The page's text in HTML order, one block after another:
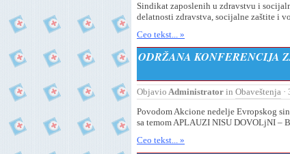
Sindikat zaposlenih u zdravstvu i
delatnosti zdravstva, socijalne zaštite i
Ceo tekst... »
ODRŽANA KONFERENCIJA
Objavio Administrator in Obaveštenja ·
Povodom Akcione nedelјe Evropskog
sa temom APLAUZI NISU DOVOLjNI –
Ceo tekst... »